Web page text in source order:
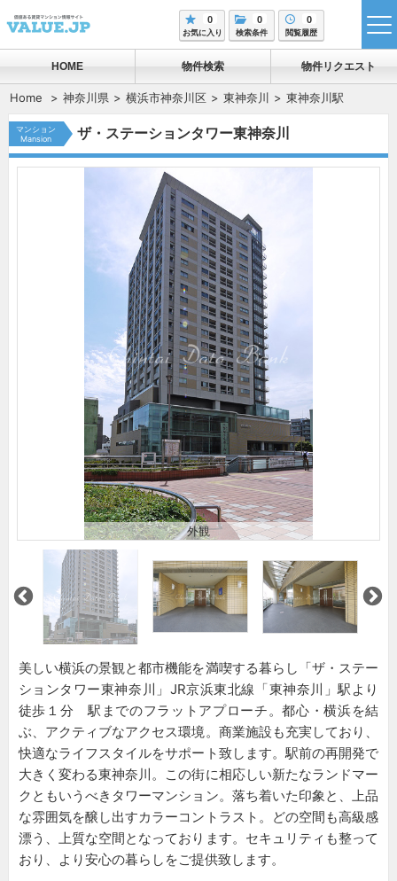
0
お気に入り
0
検索条件
0
閲覧履歴
HOME 物件検索 物件リクエスト
Home 神奈川県 横浜市神奈川区 東神奈川 東神奈川駅
マンション
Mansion
ザ・ステーションタワー東神奈川
外観
美しい横浜の景観と都市機能を満喫する暮らし「ザ・ステー
ションタワー東神奈川」JR京浜東北線「東神奈川」駅より
徒歩１分 駅までのフラットアプローチ。都心・横浜を結
ぶ、アクティブなアクセス環境。商業施設も充実しており、
快適なライフスタイルをサポート致します。駅前の再開発で
大きく変わる東神奈川。この街に相応しい新たなランドマー
クともいうべきタワーマンション。落ち着いた印象と、上品
な雰囲気を醸し出すカラーコントラスト。どの空間も高級感
漂う、上質な空間となっております。セキュリティも整って
おり、より安心の暮らしをご提供致します。